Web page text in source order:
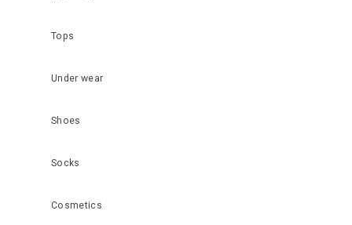
Tops
Under wear
Shoes
Socks
Cosmetics